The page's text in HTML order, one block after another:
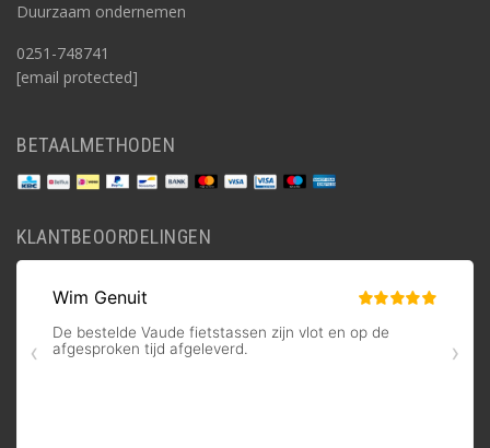
Duurzaam ondernemen
0251-748741
[email protected]
BETAALMETHODEN
KLANTBEOORDELINGEN